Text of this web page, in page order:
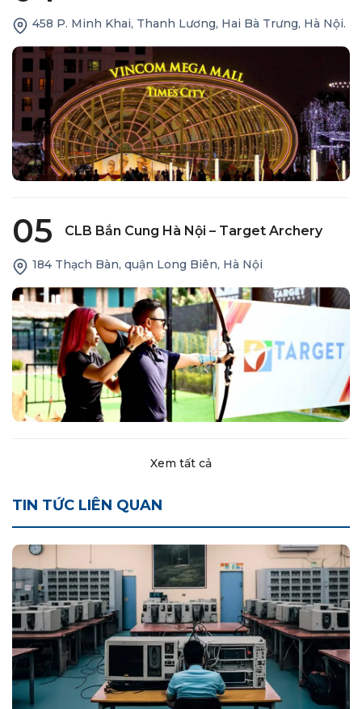
458 P. Minh Khai, Thanh Lương, Hai Bà Trưng, Hà Nội.
05 CLB Bắn Cung Hà Nội – Target Archery
184 Thạch Bàn, quận Long Biên, Hà Nội
Xem tất cả
TIN TỨC LIÊN QUAN